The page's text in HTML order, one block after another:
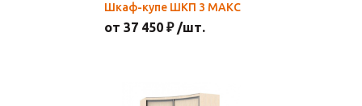
Шкаф-купе ШКП 3 МАКС
от 37 450 ₽ /шт.